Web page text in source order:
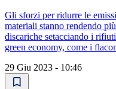
Gli sforzi per ridurre le
materiali stanno rendendo
discariche setacciando i
green economy, come i
29 Giu 2023 - 10:46